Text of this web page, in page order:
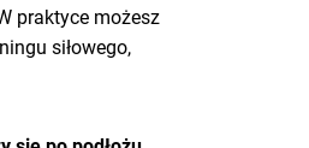
praktyce możesz
siłowego,